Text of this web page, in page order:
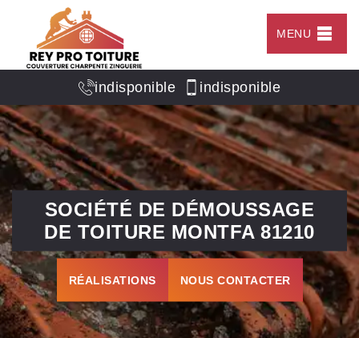
MENU
indisponible indisponible
SOCIÉTÉ DE DÉMOUSSAGE
DE TOITURE MONTFA 81210
RÉALISATIONS NOUS CONTACTER